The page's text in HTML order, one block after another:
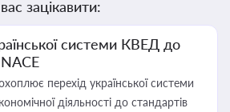
зацікавити:
системи КВЕД до
перехід української системи
діяльності до стандартів